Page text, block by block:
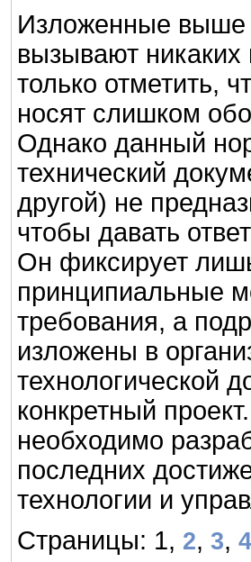
Изложенные выше
вызывают
только отметить,
носят слишком
Однако данный
технический
другой) не
чтобы давать
Он фиксирует
принципиальные
требования, а
изложены в
технологической
конкретный
необходимо
последних
технологии и
Страницы: 1, 2, 3, 4